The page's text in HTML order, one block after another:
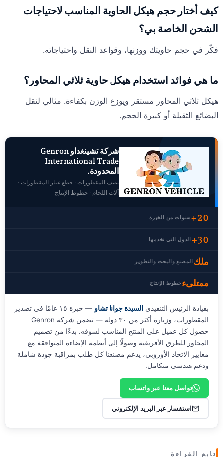
كيف أختار حجم هيكل الحاوية المناسب لاحتياجات
الشحن الخاصة بي؟
فكّر في حجم حاويتك ووزنها، وقواعد النقل واحتياجاته.
ما هي فوائد استخدام هيكل حاوية ثلاثي المحاور؟
هيكل ثلاثي المحاور مستقر ويوزع الوزن بكفاءة. مثالي لنقل
البضائع الثقيلة أو كبيرة الحجم.
شركة تشينغداو Genron
International Trade
المحدودة.
نصف المقطورات · قطع غيار المقطورات ·
آلات اللحام · خطوط الإنتاج
20+ سنوات من الخبرة
30+ الدول التي نخدمها
ملكالمصنع والبحث والتطوير
ممتلىءخطوط الإنتاج
بقيادة الرئيس التنفيذي السيدة جوانا تشاو
— خبرة ١٥ عامًا في تصدير
المقطورات، وزيارة أكثر من ٣٠ دولة — تضمن شركة Genron
حصول كل عميل على المنتج المناسب لسوقه. بدءًا من تصميم
المحاور للطرق الأفريقية وصولًا إلى أنظمة الإضاءة المتوافقة مع
معايير الاتحاد الأوروبي، يدعم مصنعنا كل طلب بمراقبة جودة شاملة
ودعم هندسي متكامل.
تواصل معنا عبر واتساب
استفسار عبر البريد الإلكتروني
تابع القراءة